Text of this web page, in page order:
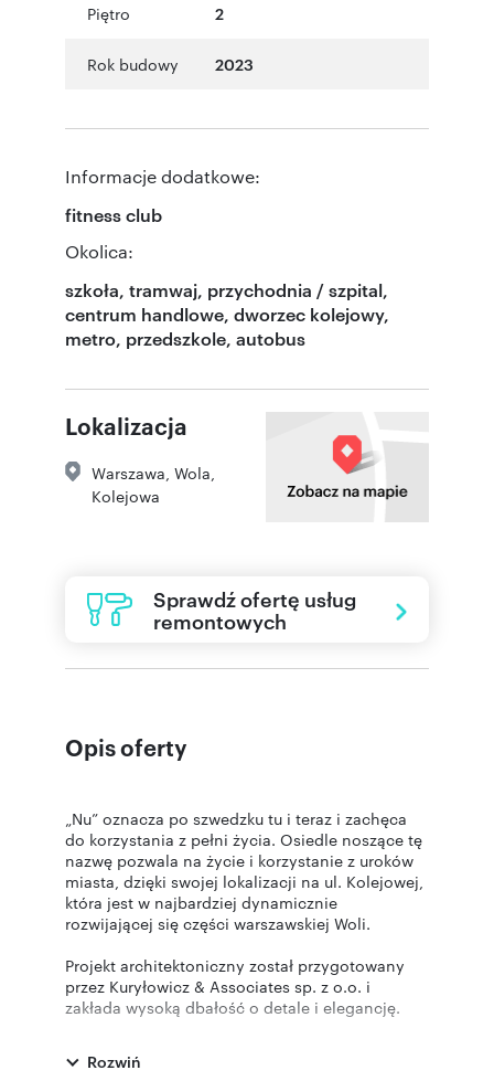
Piętro 2
Rok budowy 2023
Informacje dodatkowe:
fitness club
Okolica:
szkoła, tramwaj, przychodnia / szpital,
centrum handlowe, dworzec kolejowy,
metro, przedszkole, autobus
Lokalizacja
Warszawa Wola
Kolejowa
Sprawdź ofertę usług
remontowych
Opis oferty
„Nu” oznacza po szwedzku tu i teraz i zachęca
do korzystania z pełni życia. Osiedle noszące tę
nazwę pozwala na życie i korzystanie z uroków
miasta, dzięki swojej lokalizacji na ul. Kolejowej,
która jest w najbardziej dynamicznie
rozwijającej się części warszawskiej Woli.
Projekt architektoniczny został przygotowany
przez Kuryłowicz & Associates sp. z o.o. i
zakłada wysoką dbałość o detale i elegancję.
o wellbeing – dlatego w ramach przestrzeni
Rozwiń